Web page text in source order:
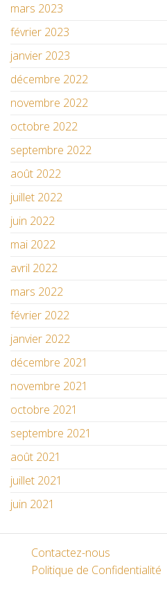
mars 2023
février 2023
janvier 2023
décembre 2022
novembre 2022
octobre 2022
septembre 2022
août 2022
juillet 2022
juin 2022
mai 2022
avril 2022
mars 2022
février 2022
janvier 2022
décembre 2021
novembre 2021
octobre 2021
septembre 2021
août 2021
juillet 2021
juin 2021
Contactez-nous
Politique de Confidentialité